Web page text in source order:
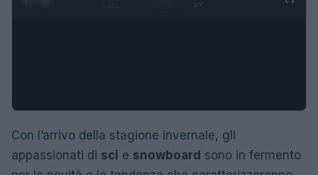
Con l’arrivo della stagione invernale, gli
appassionati di sci e snowboard sono in fermento